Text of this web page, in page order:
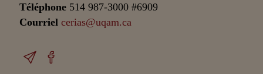
Téléphone 514 987-3000 #6909
Courriel cerias@uqam.ca